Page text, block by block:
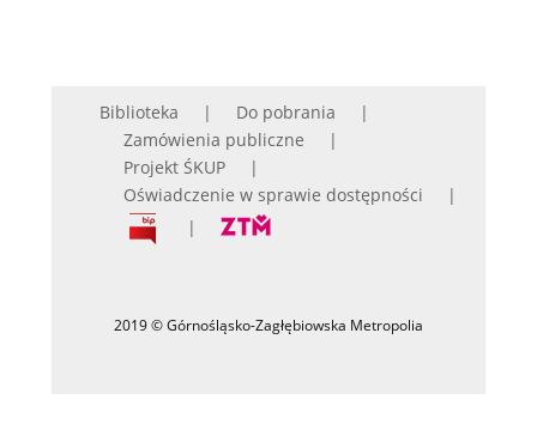
Biblioteka
Do pobrania
Zamówienia publiczne
Projekt ŚKUP
Oświadczenie w sprawie dostępności
2019 © Górnośląsko-Zagłębiowska Metropolia